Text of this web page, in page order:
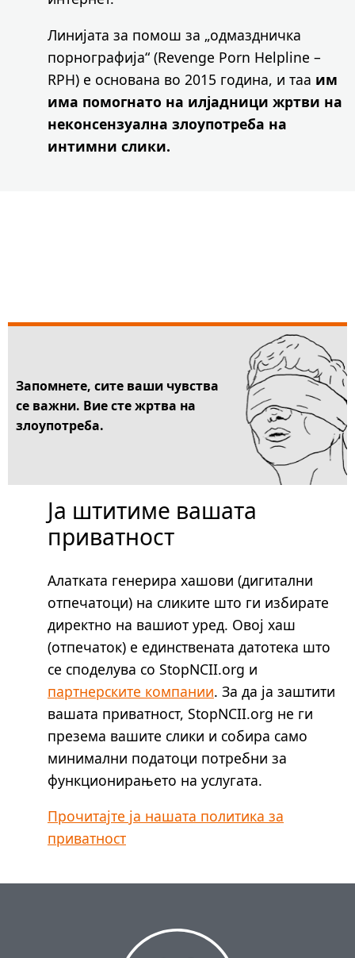
Линијата за помош за „одмаздничка
порнографија“ (Revenge Porn Helpline –
RPH) е основана во 2015 година, и таа им
има помогнато на илјадници жртви на
неконсензуална злоупотреба на
интимни слики.
Запомнете, сите ваши чувства
се важни. Вие сте жртва на
злоупотреба.
Ја штитиме вашата
приватност
Алатката генерира хашови (дигитални
отпечатоци) на сликите што ги избирате
директно на вашиот уред. Овој хаш
(отпечаток) е единствената датотека што
се споделува со StopNCII.org и
партнерските компании. За да ја заштити
вашата приватност, StopNCII.org не ги
презема вашите слики и собира само
минимални податоци потребни за
функционирањето на услугата.
Прочитајте ја нашата политика за
приватност